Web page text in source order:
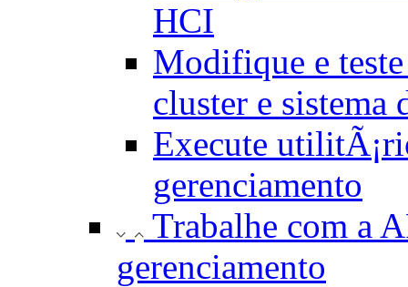
HCI
Modifique e
cluster e sistema
Execute
gerenciamento
Trabalhe com a
gerenciamento